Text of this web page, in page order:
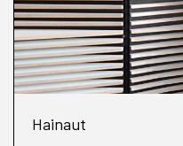
Hainaut